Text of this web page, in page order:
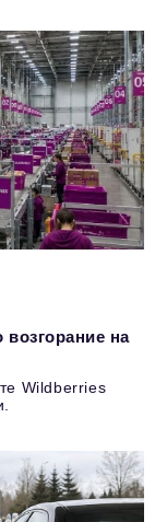
возгорание на
Wildberries